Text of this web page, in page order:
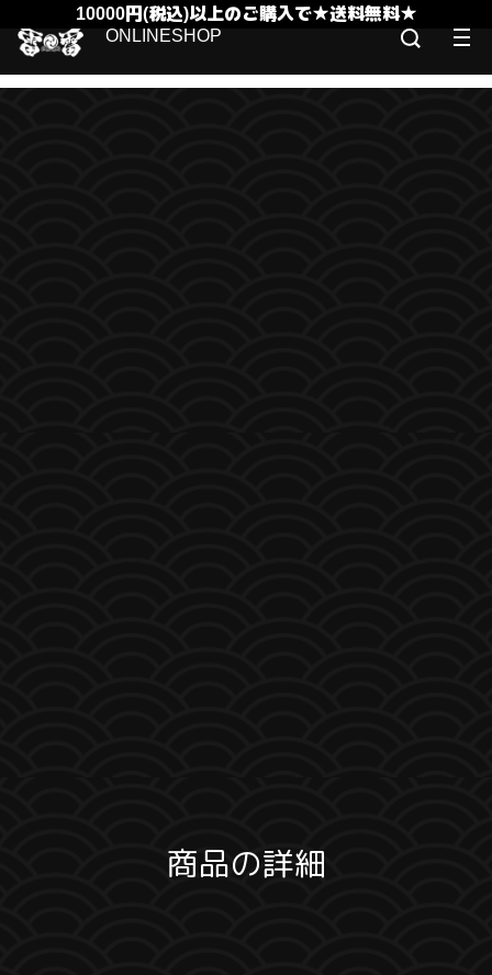
10000円(税込)以上のご購入で★送料無料★
商品の詳細
ONLINESHOP